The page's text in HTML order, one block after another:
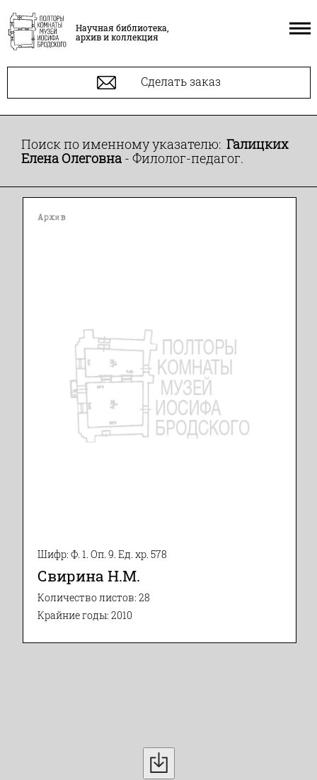
Научная библиотека,
архив и коллекция
Сделать заказ
Поиск по именному указателю: Галицких
Елена Олеговна - Филолог-педагог.
Архив
Шифр: Ф. 1. Оп. 9. Ед. хр. 578
Свирина Н.М.
Количество листов: 28
Крайние годы: 2010